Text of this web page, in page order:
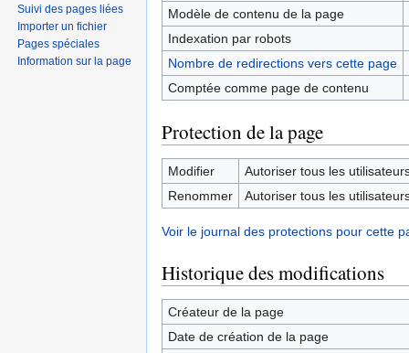
Modèle de contenu de la page
Indexation par robots
Nombre de redirections vers cette page
Comptée comme page de contenu
Protection de la page
Modifier
Autoriser tous les
Renommer
Autoriser tous les
Voir le journal des protections pour cette
Historique des modifications
Créateur de la page
Date de création de la page
Suivi des pages liées
Importer un fichier
Pages spéciales
Information sur la page